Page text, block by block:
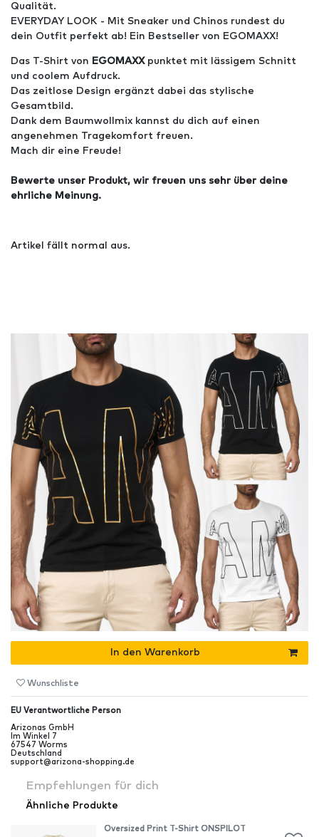
Qualität.
EVERYDAY LOOK - Mit Sneaker und Chinos rundest du
dein Outfit perfekt ab! Ein Bestseller von EGOMAXX!
Das T-Shirt von EGOMAXX punktet mit lässigem Schnitt
und coolem Aufdruck.
Das zeitlose Design ergänzt dabei das stylische
Gesamtbild.
Dank dem Baumwollmix kannst du dich auf einen
angenehmen Tragekomfort freuen.
Mach dir eine Freude!
Bewerte unser Produkt, wir freuen uns sehr über deine
ehrliche Meinung.
Artikel fällt normal aus.
In den Warenkorb
Wunschliste
EU Verantwortliche Person
Arizonas GmbH
Im Winkel
7
67547 Worms
Deutschland
support@arizona-shopping.de
Empfehlungen für dich
Ähnliche Produkte
Oversized Print T-Shirt ONSPILOT